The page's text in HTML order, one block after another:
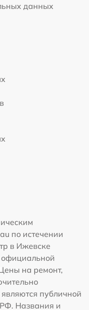
данных
по истечении
в Ижевске
официальной
на ремонт,
публичной
РФ. Названия и